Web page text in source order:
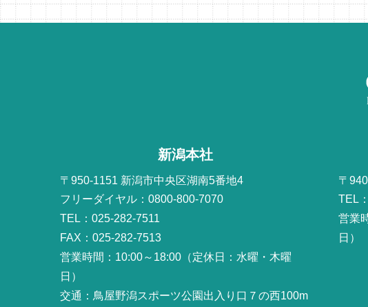
新潟本社
〒950-1151 新潟市中央区湖南5番地4
フリーダイヤル：0800-800-7070
TEL：025-282-7511
FAX：025-282-7513
営業時間：10:00～18:00（定休日：水曜・木曜
日）
交通：鳥屋野潟スポーツ公園出入り口７の西100m
〒
TEL
営業
日）